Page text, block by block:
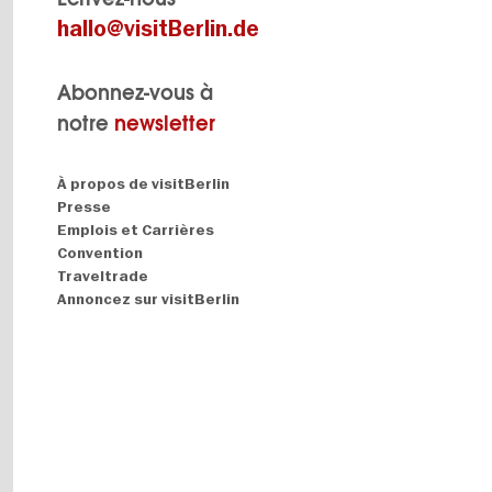
hallo@visitBerlin.de
Abonnez-vous à
notre newsletter
Navigation:
About
À propos de visitBerlin
Presse
Emplois et Carrières
Convention
Traveltrade
Annoncez sur visitBerlin